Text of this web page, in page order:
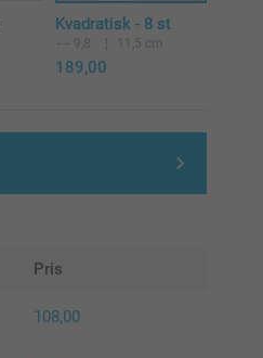
Kvadratisk - 8 st
9,8 11,5 cm
189,00
Pris
108,00